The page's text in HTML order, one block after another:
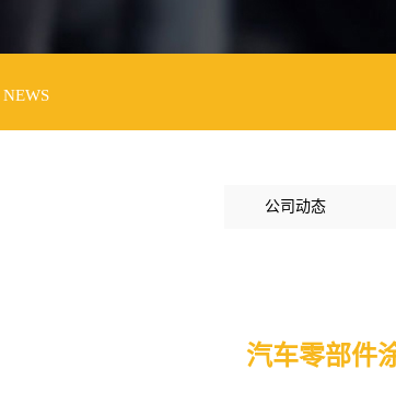
NEWS
公司动态
汽车零部件